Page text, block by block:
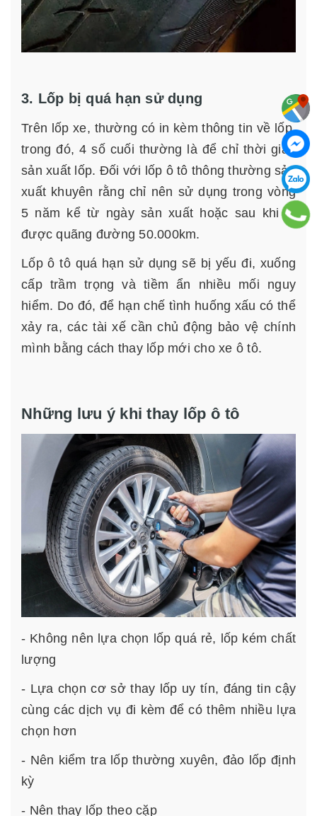
3. Lốp bị quá hạn sử dụng
Trên lốp xe, thường có in kèm thông tin về lốp,
trong đó, 4 số cuối thường là để chỉ thời gian
sản xuất lốp. Đối với lốp ô tô thông thường sản
xuất khuyên rằng chỉ nên sử dụng trong vòng
5 năm kể từ ngày sản xuất hoặc sau khi đi
được quãng đường 50.000km.
Lốp ô tô quá hạn sử dụng sẽ bị yếu đi, xuống
cấp trầm trọng và tiềm ẩn nhiều mối nguy
hiểm. Do đó, để hạn chế tình huống xấu có thể
xảy ra, các tài xế cần chủ động bảo vệ chính
mình bằng cách thay lốp mới cho xe ô tô.
Những lưu ý khi thay lốp ô tô
- Không nên lựa chọn lốp quá rẻ, lốp kém chất
lượng
- Lựa chọn cơ sở thay lốp uy tín, đáng tin cậy
cùng các dịch vụ đi kèm để có thêm nhiều lựa
chọn hơn
- Nên kiểm tra lốp thường xuyên, đảo lốp định
kỳ
- Nên thay lốp theo cặp